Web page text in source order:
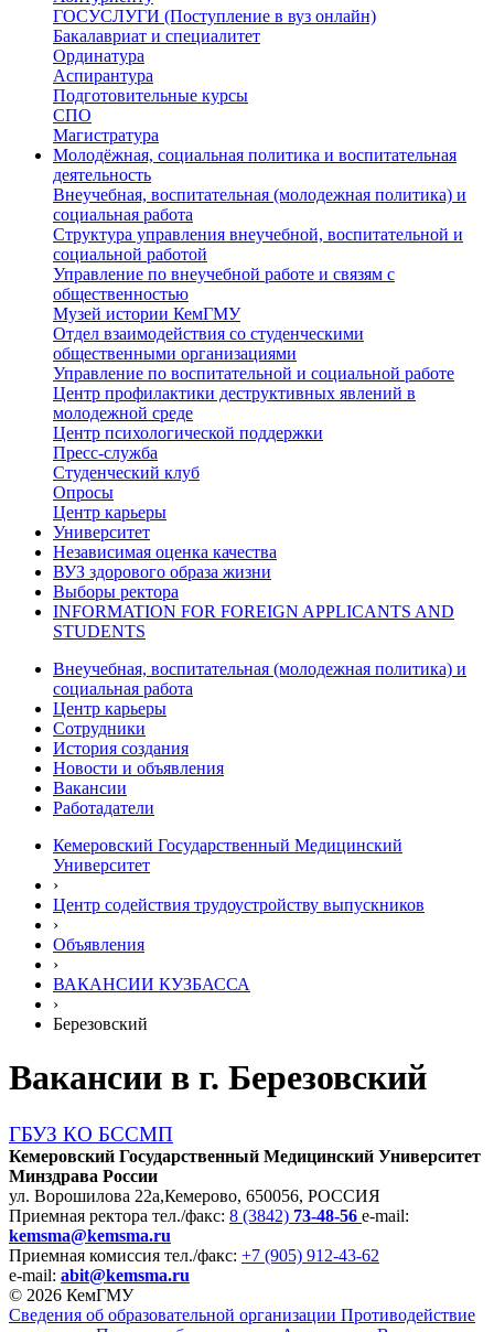
ГОСУСЛУГИ (Поступление в вуз онлайн)
Бакалавриат и специалитет
Ординатура
Аспирантура
Подготовительные курсы
СПО
Магистратура
Молодёжная, социальная политика и воспитательная
деятельность
Внеучебная, воспитательная (молодежная политика) и
социальная работа
Структура управления внеучебной, воспитательной и
социальной работой
Управление по внеучебной работе и связям с
общественностью
Музей истории КемГМУ
Отдел взаимодействия со студенческими
общественными организациями
Управление по воспитательной и социальной работе
Центр профилактики деструктивных явлений в
молодежной среде
Центр психологической поддержки
Пресс-служба
Студенческий клуб
Опросы
Центр карьеры
Университет
Независимая оценка качества
ВУЗ здорового образа жизни
Выборы ректора
INFORMATION FOR FOREIGN APPLICANTS AND
STUDENTS
Внеучебная, воспитательная (молодежная политика) и
социальная работа
Центр карьеры
Сотрудники
История создания
Новости и объявления
Вакансии
Работадатели
Кемеровский Государственный Медицинский
Университет
›
Центр содействия трудоустройству выпускников
›
Объявления
›
ВАКАНСИИ КУЗБАССА
›
Березовский
Вакансии в г. Березовский
ГБУЗ КО БССМП
Кемеровский Государственный Медицинский Университет
Минздрава России
ул. Ворошилова 22а,Кемерово, 650056, РОССИЯ
Приемная ректора тел./факс: 8 (3842) 73-48-56 e-mail:
kemsma@kemsma.ru
Приемная комиссия тел./факс: +7 (905) 912-43-62
e-mail: abit@kemsma.ru
© 2026 КемГМУ
Сведения об образовательной организации Противодействие